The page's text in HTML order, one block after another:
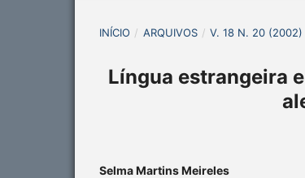
INÍCIO / ARQUIVOS / V. 18 N. 20 (2002)
Língua estrangeira
Selma Martins Meireles